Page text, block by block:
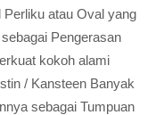
atau Oval yang
Pengerasan
kokoh alami
/ Kansteen Banyak
sebagai Tumpuan